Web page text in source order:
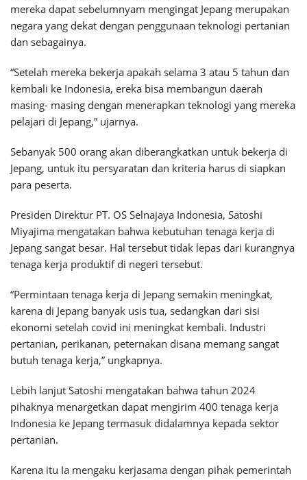
mereka dapat sebelumnyam mengingat Jepang merupakan
negara yang dekat dengan penggunaan teknologi pertanian
dan sebagainya.
“Setelah mereka bekerja apakah selama 3 atau 5 tahun dan
kembali ke Indonesia, ereka bisa membangun daerah
masing- masing dengan menerapkan teknologi yang mereka
pelajari di Jepang,” ujarnya.
Sebanyak 500 orang akan diberangkatkan untuk bekerja di
Jepang, untuk itu persyaratan dan kriteria harus di siapkan
para peserta.
Presiden Direktur PT. OS Selnajaya Indonesia, Satoshi
Miyajima mengatakan bahwa kebutuhan tenaga kerja di
Jepang sangat besar. Hal tersebut tidak lepas dari kurangnya
tenaga kerja produktif di negeri tersebut.
“Permintaan tenaga kerja di Jepang semakin meningkat,
karena di Jepang banyak usis tua, sedangkan dari sisi
ekonomi setelah covid ini meningkat kembali. Industri
pertanian, perikanan, peternakan disana memang sangat
butuh tenaga kerja,” ungkapnya.
Lebih lanjut Satoshi mengatakan bahwa tahun 2024
pihaknya menargetkan dapat mengirim 400 tenaga kerja
Indonesia ke Jepang termasuk didalamnya kepada sektor
pertanian.
Karena itu Ia mengaku kerjasama dengan pihak pemerintah